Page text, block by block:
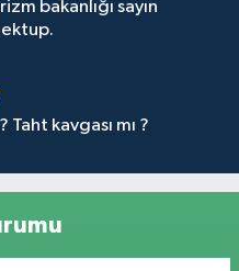
bakanlığı sayın
Taht kavgası mı ?